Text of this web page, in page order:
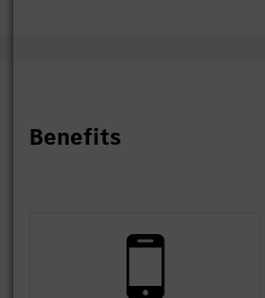
Benefits